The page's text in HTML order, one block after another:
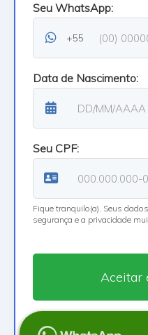
Seu WhatsApp:
+55
Data de Nascimento:
Seu CPF:
Fique tranquilo(a). Seus
segurança e a privacidade
Política de Privacidade